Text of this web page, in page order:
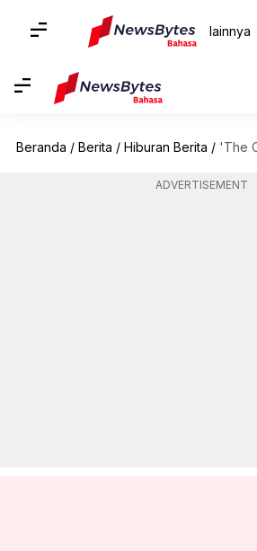
lainnya
Beranda / Berita / Hiburan Berita / 'The Creator':
ADVERTISEMENT